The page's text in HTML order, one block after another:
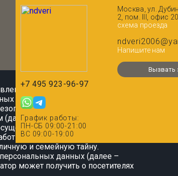
+7 495 923-96-97
График работы:
ПН-СБ 09:00-21:00
ВС 09:00-19:00
Москва, ул.
2, пом. III, офис
cхема проезда
Напишите нам
Вызвать
данных
в соответствии с требованиями
данных» и определяет порядок
персональных данных,
– Оператор).
своей деятельности
его персональных данных, в том
и семейную тайну.
данных (далее –
может получить о посетителях